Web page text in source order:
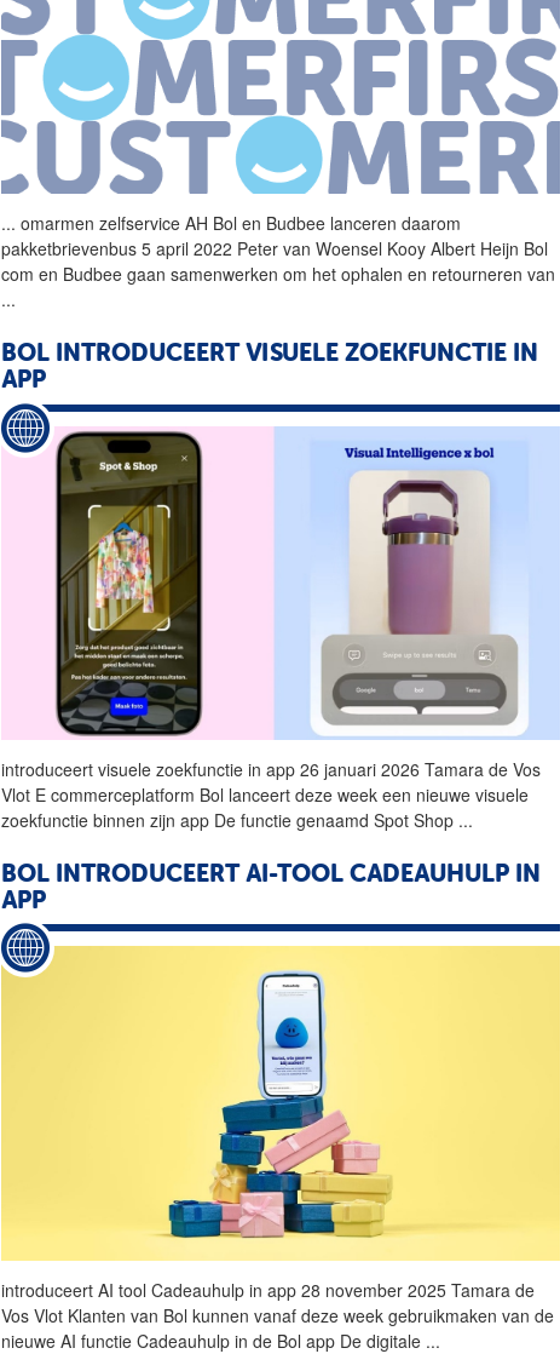
... omarmen zelfservice AH Bol en Budbee lanceren daarom
pakketbrievenbus 5 april 2022 Peter van Woensel Kooy Albert Heijn Bol
com en Budbee gaan samenwerken om het ophalen en retourneren van
...
BOL INTRODUCEERT VISUELE ZOEKFUNCTIE IN
APP
introduceert visuele zoekfunctie in app 26 januari 2026 Tamara de Vos
Vlot E commerceplatform Bol lanceert deze week een nieuwe visuele
zoekfunctie binnen zijn app De functie genaamd Spot Shop ...
BOL INTRODUCEERT AI-TOOL CADEAUHULP IN
APP
introduceert AI tool Cadeauhulp in app 28 november 2025 Tamara de
Vos Vlot Klanten van Bol kunnen vanaf deze week gebruikmaken van de
nieuwe AI functie Cadeauhulp in de Bol app De digitale ...